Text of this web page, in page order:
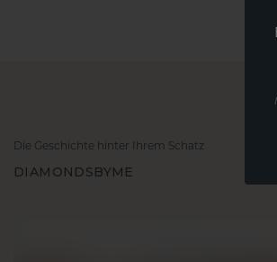
Die Geschichte hinter Ihrem Schatz
DIAMONDSBYME